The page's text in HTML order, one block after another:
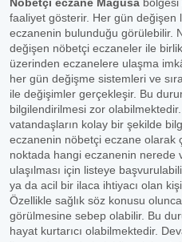
faaliyet gösterir. Her gün değişen
eczanenin bulunduğu görülebilir.
değişen nöbetçi eczaneler ile
üzerinden eczanelere ulaşma
her gün değişme sistemleri ve
ile değişimler gerçekleşir. Bu
bilgilendirilmesi zor
vatandaşların kolay bir şekilde
eczanenin nöbetçi eczane olarak
noktada hangi eczanenin nerede
ulaşılması için listeye
ya da acil bir ilaca ihtiyacı olan
Özellikle sağlık söz konusu
görülmesine sebep olabilir. Bu
hayat kurtarıcı olabilmektedir.